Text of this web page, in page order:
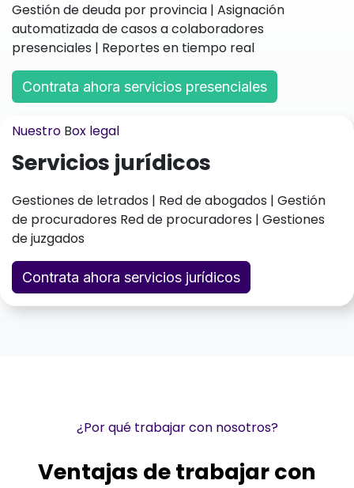
Gestión de deuda por provincia | Asignación
automatizada de casos a colaboradores
presenciales | Reportes en tiempo real
Contrata ahora se​​​​rvicios presenc​​​​iales
Nuestro Box legal
Servicios jurídicos
Gestiones de letrados | Red de abogados | Gestión
de procuradores Red de procuradores | Gestiones
de juzgados
Contrata ahora servicios jurídicos
¿Por qué trabajar con nosotros?
Ventajas de trabajar con